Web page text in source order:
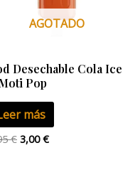
AGOTADO
Desechable Cola Ice
Pop
más
€ 3,00€